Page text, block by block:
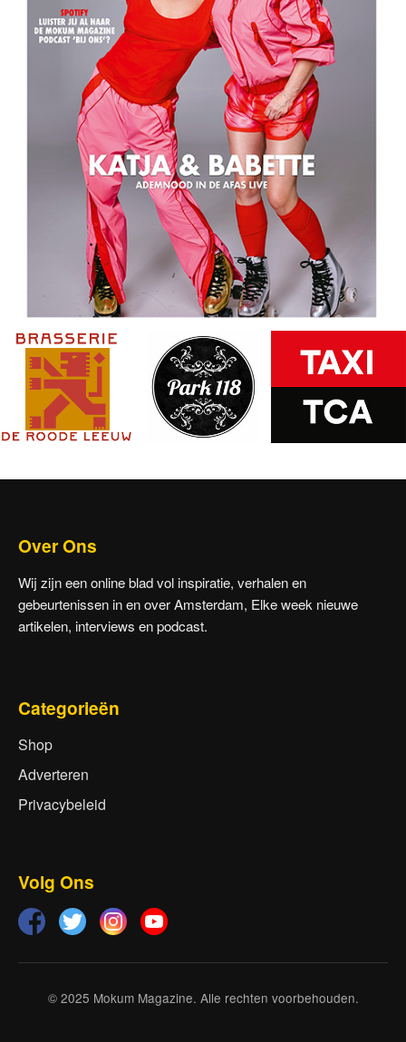
Over Ons
Wij zijn een online blad vol inspiratie, verhalen en
gebeurtenissen in en over Amsterdam, Elke week nieuwe
artikelen, interviews en podcast.
Categorieën
Shop
Adverteren
Privacybeleid
Volg Ons
© 2025 Mokum Magazine. Alle rechten voorbehouden.